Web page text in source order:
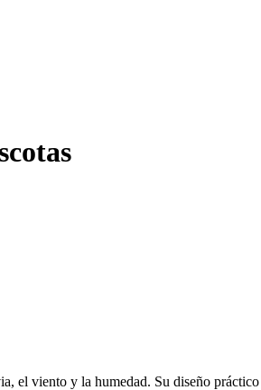
el viento y la humedad. Su diseño